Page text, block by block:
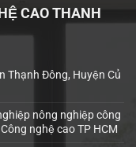
CAO THANH
Thạnh Đông, Huyện Củ
nông nghiệp công
nghệ cao TP HCM